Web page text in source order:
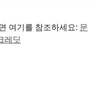
여기를 참조하세요: 문
레딧